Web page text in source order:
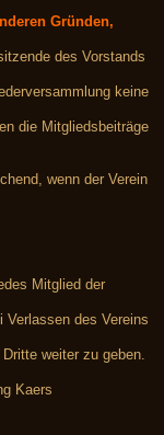
Gründen,
des Vorstands
keine
die Mitgliedsbeiträge
wenn der Verein
Mitglied der
Verlassen des Vereins
weiter zu geben.
Kaers